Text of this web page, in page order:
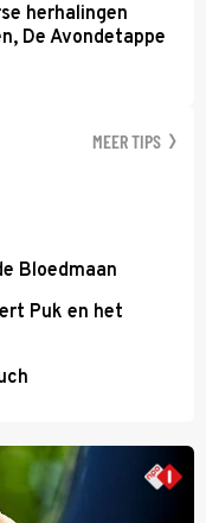
herhalingen
De Avondetappe
MEER TIPS
Bloedmaan
Puk en het